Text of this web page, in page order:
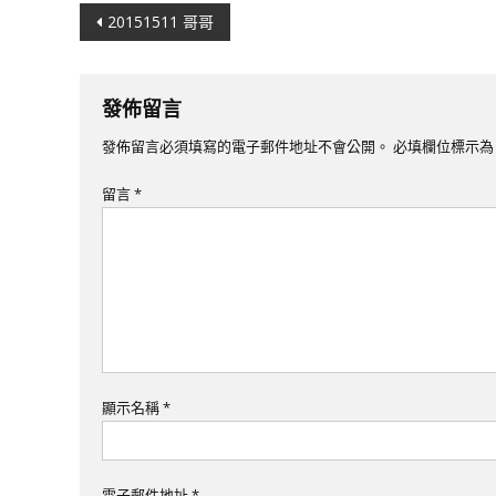
文
導
覽
20151511 哥哥
發佈留言
發佈留言必須填寫的電子郵件地址不會公開。 必填欄位標示為
留言*
顯示名稱*